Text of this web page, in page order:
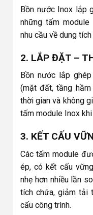
Bồn nước Inox lắp
những tấm
nhu cầu về dung tích
2. LẮP ĐẶT –
Bồn nước lắp
(mặt đất, tầng
thời gian và không
tấm module Inox khi
3. KẾT CẤU
Các tấm module
ép, có kết cấu
nhẹ hơn nhiều lần
tích chứa, giảm tải
cấu công trình.